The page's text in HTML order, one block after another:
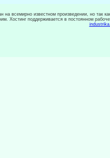
на всемирно известном произведении, но так
Хостинг поддерживается в постоянном